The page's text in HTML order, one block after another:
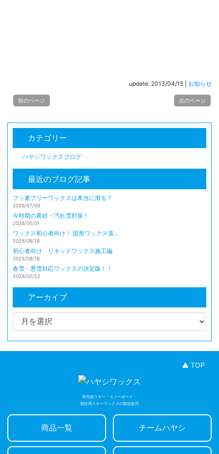
update: 2013/04/15 お知らせ
前のページ 次のページ
カテゴリー
ハヤシワックスブログ
最近のブログ記事
フッ素フリーワックスは本当に滑る？
2026/07/09
今時期の黄砂・汚れ雪対策！
2026/05/01
ワックス初心者向け！ 固形ワックス直...
2025/08/18
初心者向け リキッドワックス施工編
2025/08/18
春雪・悪雪対応ワックスの決定版！！
2024/02/22
アーカイブ
▲ TOP
高性能スキー・スノーボード・
競技用スキーワックスの製造販売
商品一覧 チームハヤシ